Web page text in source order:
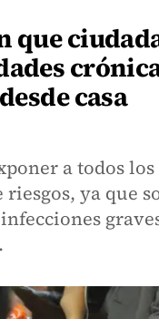
que
casa
a todos
riesgos, ya que